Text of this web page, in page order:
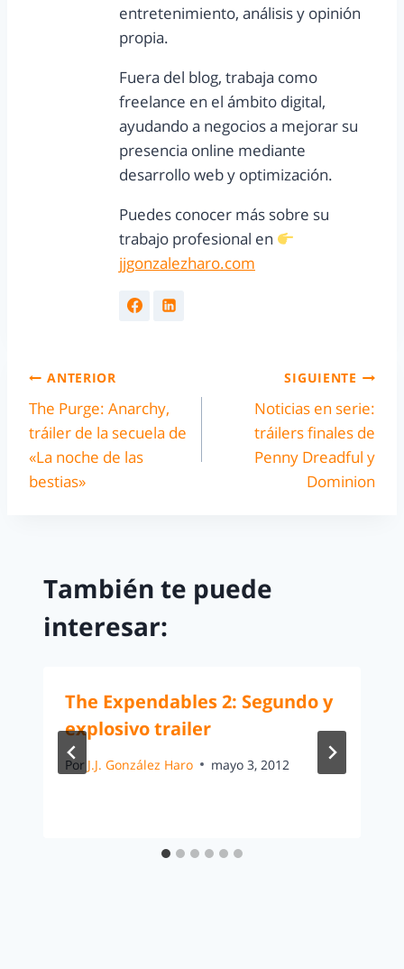
entretenimiento, análisis y opinión
propia.
Fuera del blog, trabaja como
freelance en el ámbito digital,
ayudando a negocios a mejorar su
presencia online mediante
desarrollo web y optimización.
Puedes conocer más sobre su
trabajo profesional en
jjgonzalezharo.com
ANTERIOR
The Purge: Anarchy,
tráiler de la secuela de
«La noche de las
bestias»
SIGUIENTE
Noticias en serie:
tráilers finales de
Penny Dreadful y
Dominion
También te puede
interesar:
The Expendables 2: Segundo y
explosivo trailer
Por J.J. González Haro mayo 3, 2012